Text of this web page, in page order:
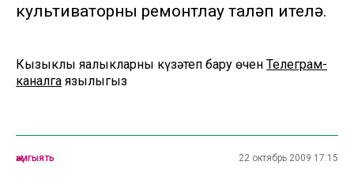
культиваторны ремонтлау таләп ителә.
Кызыклы яңалыкларны күзәтеп бару өчен Телеграм-
каналга язылыгыз
җәмгыять 22 октябрь 2009 17:15